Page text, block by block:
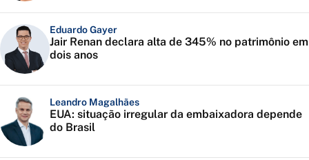
Eduardo Gayer
Jair Renan declara alta de 345% no patrimônio em
dois anos
Leandro Magalhães
EUA: situação irregular da embaixadora depende
do Brasil